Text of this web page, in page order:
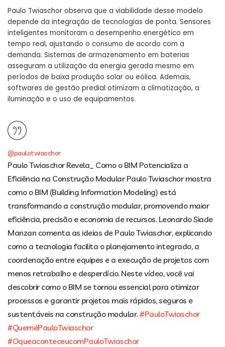
Paulo Twiaschor observa que a viabilidade desse modelo
depende da integração de tecnologias de ponta. Sensores
inteligentes monitoram o desempenho energético em
tempo real, ajustando o consumo de acordo com a
demanda. Sistemas de armazenamento em baterias
asseguram a utilização da energia gerada mesmo em
períodos de baixa produção solar ou eólica. Ademais,
softwares de gestão predial otimizam a climatização, a
iluminação e o uso de equipamentos.
@paulotwiaschor
Paulo Twiaschor Revela_ Como o BIM Potencializa a
Eficiência na Construção Modular Paulo Twiaschor mostra
como o BIM (Building Information Modeling) está
transformando a construção modular, promovendo maior
eficiência, precisão e economia de recursos. Leonardo Siade
Manzan comenta as ideias de Paulo Twiaschor, explicando
como a tecnologia facilita o planejamento integrado, a
coordenação entre equipes e a execução de projetos com
menos retrabalho e desperdício. Neste vídeo, você vai
descobrir como o BIM se tornou essencial para otimizar
processos e garantir projetos mais rápidos, seguros e
sustentáveis na construção modular.#PauloTwiaschor
#QueméPauloTwiaschor
#OqueaconteceucomPauloTwiaschor